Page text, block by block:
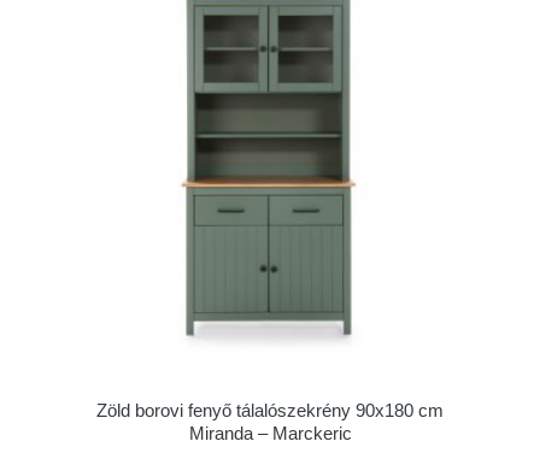
Zöld borovi fenyő tálalószekrény 90x180 cm
Miranda – Marckeric